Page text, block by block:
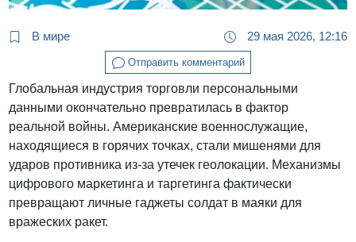
В мире 29 мая 2026, 12:16
Отправить комментарий
Глобальная индустрия торговли персональными
данными окончательно превратилась в фактор
реальной войны. Американские военнослужащие,
находящиеся в горячих точках, стали мишенями для
ударов противника из-за утечек геолокации. Механизмы
цифрового маркетинга и таргетинга фактически
превращают личные гаджеты солдат в маяки для
вражеских ракет.